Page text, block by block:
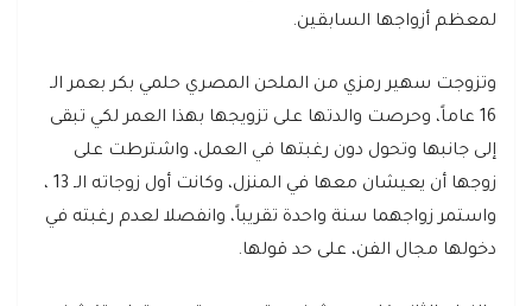
لمعظم أزواجها السابقين.
وتزوجت سهير رمزي من الملحن المصري حلمي بكر بعمر الـ
16 عاماً، وحرصت والدتها على تزويجها بهذا العمر لكي تبقى
إلى جانبها وتحول دون رغبتها في العمل، واشترطت على
زوجها أن يعيشان معها في المنزل، وكانت أول زوجاته الـ 13 ،
واستمر زواجهما سنة واحدة تقريباً، وانفصلا لعدم رغبته في
دخولها مجال الفن، على حد قولها.